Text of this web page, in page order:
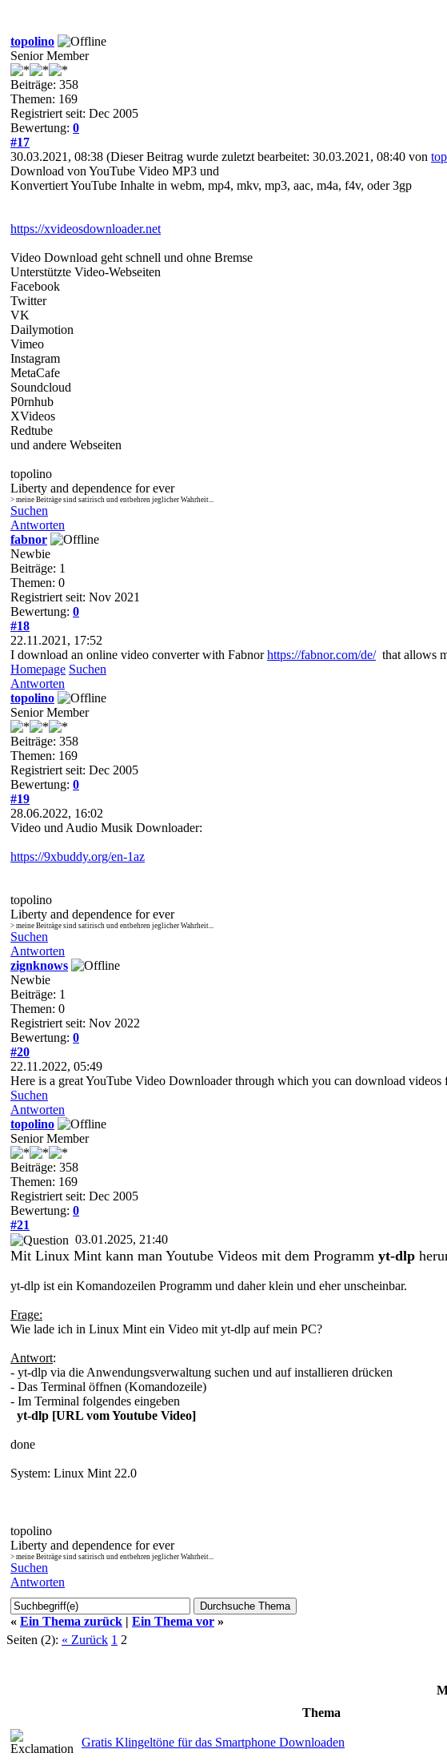
topolino
Senior Member
Beiträge: 358
Themen: 169
Registriert seit: Dec 2005
Bewertung: 0
#17
30.03.2021, 08:38 (Dieser Beitrag wurde zuletzt bearbeitet: 30.03.2021, 08:40 von
Download von YouTube Video MP3 und
Konvertiert YouTube Inhalte in webm, mp4, mkv, mp3, aac, m4a, f4v, oder 3gp
https://xvideosdownloader.net
Video Download geht schnell und ohne Bremse
Unterstützte Video-Webseiten
Facebook
Twitter
VK
Dailymotion
Vimeo
Instagram
MetaCafe
Soundcloud
P0rnhub
XVideos
Redtube
und andere Webseiten
topolino
Liberty and dependence for ever
> meine Beiträge sind satirisch und entbehren jeglicher Wahrheit...
Suchen
Antworten
fabnor
Newbie
Beiträge: 1
Themen: 0
Registriert seit: Nov 2021
Bewertung: 0
#18
22.11.2021, 17:52
I download an online video converter with Fabnorhttps://fabnor.com/de/that allows
Homepage Suchen
Antworten
topolino
Senior Member
Beiträge: 358
Themen: 169
Registriert seit: Dec 2005
Bewertung: 0
#19
28.06.2022, 16:02
Video und Audio Musik Downloader:
https://9xbuddy.org/en-1az
topolino
Liberty and dependence for ever
> meine Beiträge sind satirisch und entbehren jeglicher Wahrheit...
Suchen
Antworten
zignknows
Newbie
Beiträge: 1
Themen: 0
Registriert seit: Nov 2022
Bewertung: 0
#20
22.11.2022, 05:49
Here is a great YouTube Video Downloader through which you can download
Suchen
Antworten
topolino
Senior Member
Beiträge: 358
Themen: 169
Registriert seit: Dec 2005
Bewertung: 0
#21
03.01.2025, 21:40
Mit Linux Mint kann man Youtube Videos mit dem Programm yt-dlp
yt-dlp ist ein Komandozeilen Programm und daher klein und eher unscheinbar.
Frage:
Wie lade ich in Linux Mint ein Video mit yt-dlp auf mein PC?
Antwort:
- yt-dlp via die Anwendungsverwaltung suchen und auf installieren drücken
- Das Terminal öffnen (Komandozeile)
- Im Terminal folgendes eingeben
yt-dlp [URL vom Youtube Video]
done
System: Linux Mint 22.0
topolino
Liberty and dependence for ever
> meine Beiträge sind satirisch und entbehren jeglicher Wahrheit...
Suchen
Antworten
« Ein Thema zurück | Ein Thema vor »
Seiten (2): « Zurück 1 2
Thema
Gratis Klingeltöne für das Smartphone Downloaden